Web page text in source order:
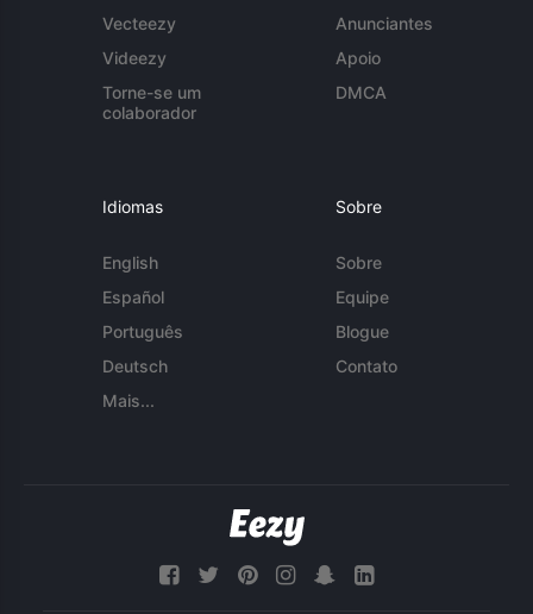
Vecteezy
Videezy
Torne-se um
colaborador
Anunciantes
Apoio
DMCA
Idiomas
English
Español
Português
Deutsch
Mais...
Sobre
Sobre
Equipe
Blogue
Contato